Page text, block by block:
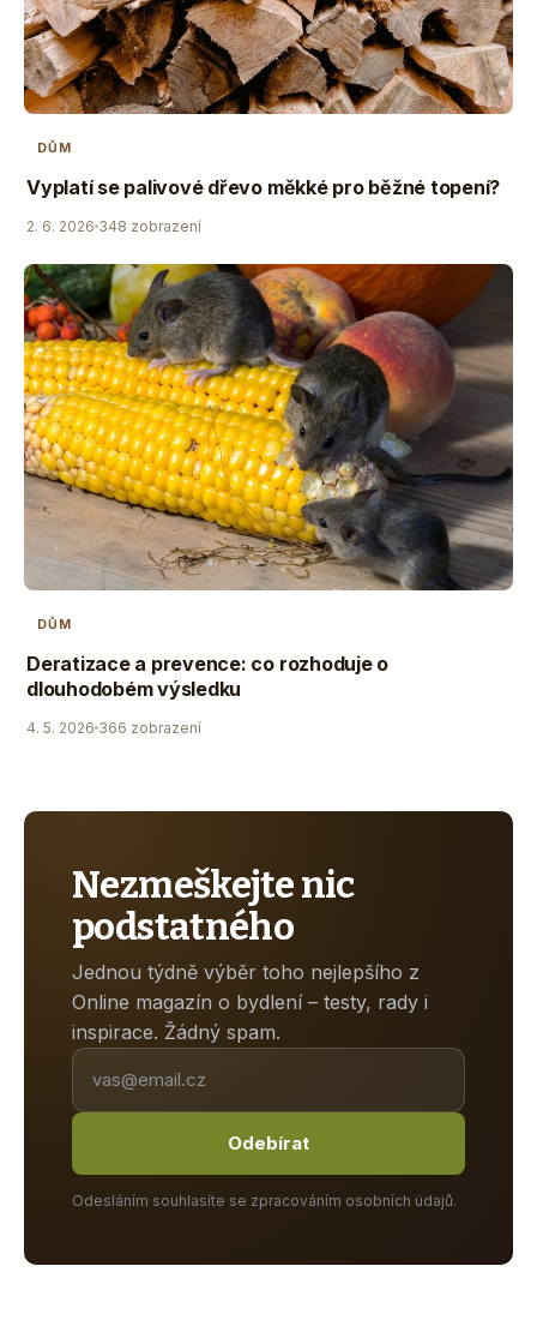
DŮM
Vyplatí se palivové dřevo měkké pro běžné topení?
2. 6. 2026 348 zobrazení
DŮM
Deratizace a prevence: co rozhoduje o
dlouhodobém výsledku
4. 5. 2026 366 zobrazení
Nezmeškejte nic
podstatného
Jednou týdně výběr toho nejlepšího z
Online magazín o bydlení – testy, rady i
inspirace. Žádný spam.
Odebírat
Odesláním souhlasíte se zpracováním osobních údajů.